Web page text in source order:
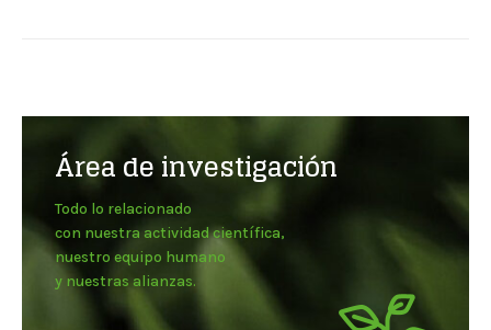
Área de investigación
Todo lo relacionado
con nuestra actividad científica,
nuestro equipo humano
y nuestras alianzas.